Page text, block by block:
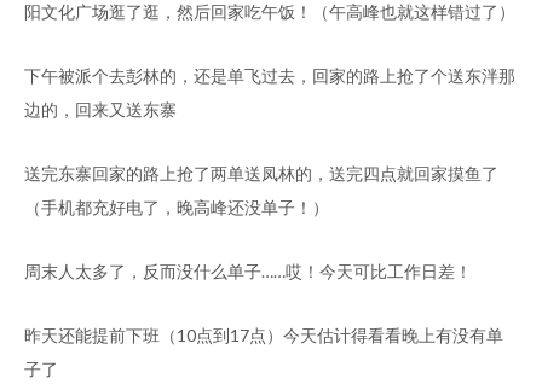
阳文化广场逛了逛，然后回家吃午饭！（午高峰也就这样错过了）
下午被派个去彭林的，还是单飞过去，回家的路上抢了个送东泮那
边的，回来又送东寨
送完东寨回家的路上抢了两单送凤林的，送完四点就回家摸鱼了
（手机都充好电了，晚高峰还没单子！）
周末人太多了，反而没什么单子……哎！今天可比工作日差！
昨天还能提前下班（10点到17点）今天估计得看看晚上有没有单
子了